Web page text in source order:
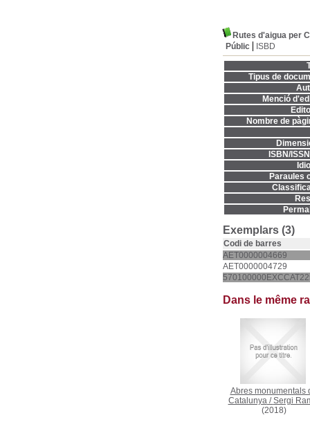
Rutes d'aigua per
Públic
ISBD
Tipus de
Menció
Nombre de
ISBN/
Paraules
Exemplars (3)
Codi de barres
AET0000004669
AET0000004729
Dans le même
Abres monumentals
Catalunya/Sergi
(2018)